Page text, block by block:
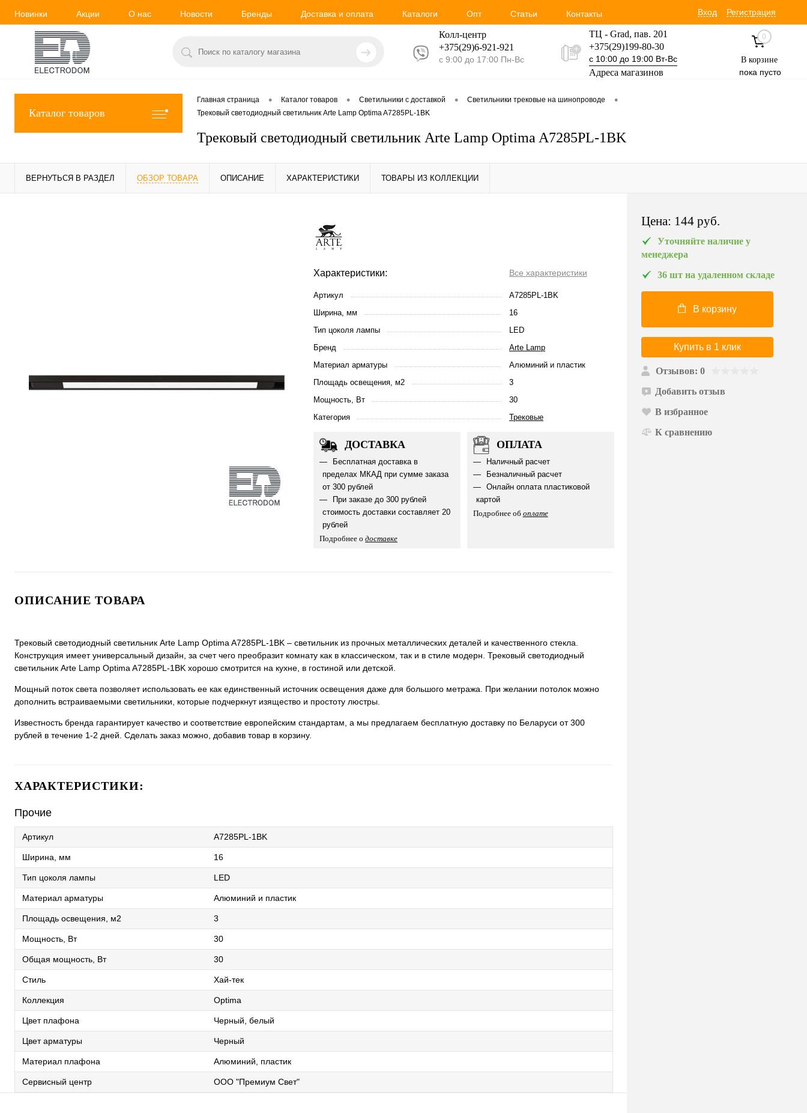
Новинки Акции О нас Новости Бренды Доставка и оплата Каталоги Опт Статьи Контакты Вход Регистрация
Колл-центр
+375(29)6-921-921
с 9:00 до 17:00 Пн-Вс
ТЦ - Grad, пав. 201
+375(29)199-80-30
с 10:00 до 19:00 Вт-Вс
Адреса магазинов
+375(29)354-30-60
0
В корзине
пока пусто
Каталог товаров
Главная страница • Каталог товаров • Светильники с доставкой • Светильники трековые на шинопроводе •
Трековый светодиодный светильник Arte Lamp Optima A7285PL-1BK
Трековый светодиодный светильник Arte Lamp Optima A7285PL-1BK
ВЕРНУТЬСЯ В РАЗДЕЛ ОБЗОР ТОВАРА ОПИСАНИЕ ХАРАКТЕРИСТИКИ ТОВАРЫ ИЗ КОЛЛЕКЦИИ
Характеристики: Все характеристики
Артикул
A7285PL-1BK
Ширина, мм
16
Тип цоколя лампы
LED
Бренд
Arte Lamp
Материал арматуры
Алюминий и пластик
Площадь освещения, м2
3
Мощность, Вт
30
Категория
Трековые
ДОСТАВКА
Бесплатная доставка в
пределах МКАД при сумме заказа
от 300 рублей
При заказе до 300 рублей
стоимость доставки составляет 20
рублей
Подробнее о доставке
ОПЛАТА
Наличный расчет
Безналичный расчет
Онлайн оплата пластиковой
картой
Подробнее об оплате
ОПИСАНИЕ ТОВАРА
Трековый светодиодный светильник Arte Lamp Optima A7285PL-1BK – светильник из прочных металлических деталей и качественного стекла.
Конструкция имеет универсальный дизайн, за счет чего преобразит комнату как в классическом, так и в стиле модерн. Трековый светодиодный
светильник Arte Lamp Optima A7285PL-1BK хорошо смотрится на кухне, в гостиной или детской.
Мощный поток света позволяет использовать ее как единственный источник освещения даже для большого метража. При желании потолок можно
дополнить встраиваемыми светильники, которые подчеркнут изящество и простоту люстры.
Известность бренда гарантирует качество и соответствие европейским стандартам, а мы предлагаем бесплатную доставку по Беларуси от 300
рублей в течение 1-2 дней. Сделать заказ можно, добавив товар в корзину.
ХАРАКТЕРИСТИКИ:
Прочие
Артикул A7285PL-1BK
Ширина, мм 16
Тип цоколя лампы LED
Материал арматуры Алюминий и пластик
Площадь освещения, м2 3
Мощность, Вт 30
Общая мощность, Вт 30
Стиль Хай-тек
Коллекция Optima
Цвет плафона Черный, белый
Цвет арматуры Черный
Материал плафона Алюминий, пластик
Сервисный центр ООО "Премиум Свет"
Цена: 144 pуб.
Уточняйте наличие у
менеджера
36 шт на удаленном складе
В корзину
Купить в 1 клик
Отзывов: 0
Добавить отзыв
В избранное
К сравнению